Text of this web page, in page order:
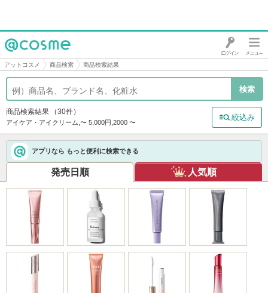
@cosme
アットコスメ 商品検索 商品検索結果
商品検索結果 （30件）
アイケア・アイクリーム,〜 5,000円,2000 〜
絞込み
アプリなら もっと便利に検索できる
発売日順 人気順